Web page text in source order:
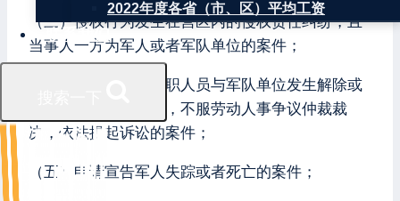
2022年度各省（市、区）平均工资
联系我们
（三）侵权行为发生在营区内的侵权责任纠纷，且
当事人一方为军人或者军队单位的案件；
（四）军队聘用制文职人员与军队单位发生解除或
者终止聘用合同争议，不服劳动人事争议仲裁裁
决，依法提起诉讼的案件；
（五）申请宣告军人失踪或者死亡的案件；